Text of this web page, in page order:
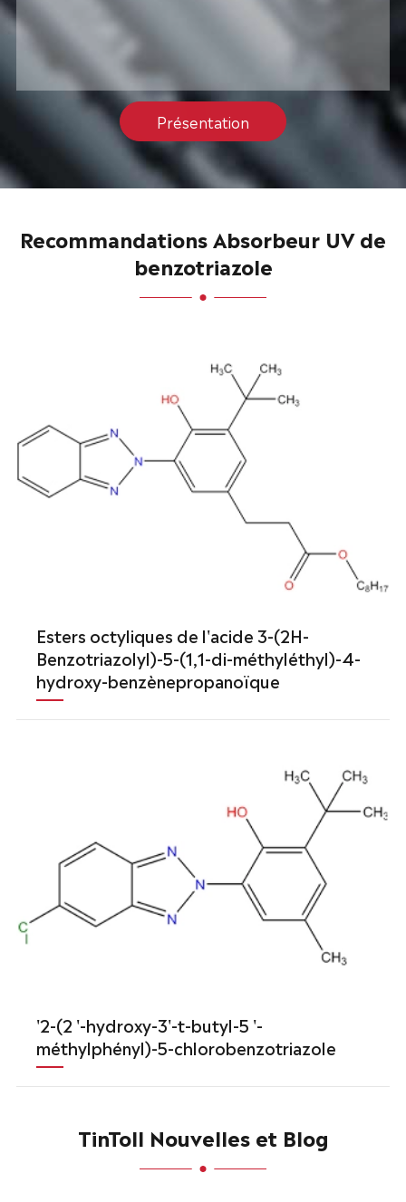
Présentation
Recommandations Absorbeur UV de
benzotriazole
Esters octyliques de l'acide 3-(2H-
Benzotriazolyl)-5-(1,1-di-méthyléthyl)-4-
hydroxy-benzènepropanoïque
'2-(2 '-hydroxy-3'-t-butyl-5 '-
méthylphényl)-5-chlorobenzotriazole
TinToll Nouvelles et Blog